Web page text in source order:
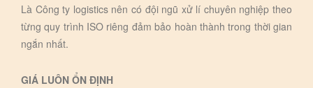
Là Công ty logistics nên có đội ngũ xử lí chuyên nghiệp theo
từng quy trình ISO riêng đảm bảo hoàn thành trong thời gian
ngắn nhất.
GIÁ LUÔN ỔN ĐỊNH